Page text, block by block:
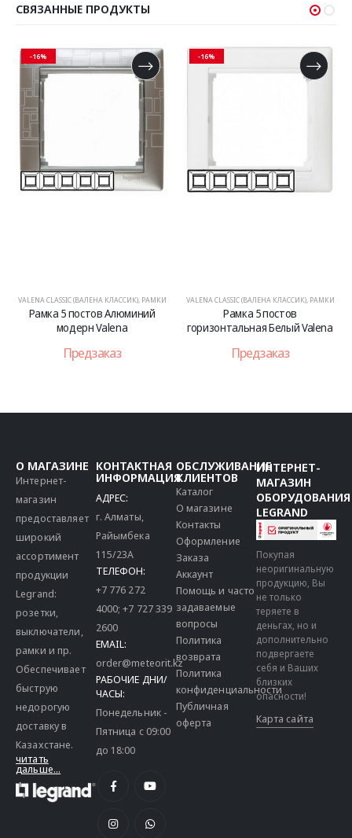
СВЯЗАННЫЕ ПРОДУКТЫ
-16%
VALENA CLASSIC (ВАЛЕНА КЛАССИК), РАМКИ
Рамка 5 постов Алюминий
модерн Valena
Предзаказ
-16%
VALENA CLASSIC (ВАЛЕНА КЛАССИК), РАМКИ
Рамка 5 постов
горизонтальная Белый Valena
Предзаказ
О МАГАЗИНЕ
Интернет-
магазин
предоставляет
широкий
ассортимент
продукции
Legrand:
розетки,
выключатели,
рамки и пр.
Обеспечивает
быструю
недорогую
доставку в
Казахстане.
читать
дальше...
КОНТАКТНАЯ
ИНФОРМАЦИЯ
АДРЕС:
г. Алматы,
Райымбека
115/23A
ТЕЛЕФОН:
+7 776 272
4000;+7 727 339
2600
EMAIL:
order@meteorit.kz
РАБОЧИЕ ДНИ/
ЧАСЫ:
Понедельник -
Пятница с 09:00
до 18:00
ОБСЛУЖИВАНИЕ
КЛИЕНТОВ
Каталог
О магазине
Контакты
Оформление
Заказа
Аккаунт
Помощь и часто
задаваемые
вопросы
Политика
возврата
Политика
конфиденциальности
Публичная
оферта
ИНТЕРНЕТ-
МАГАЗИН
ОБОРУДОВАНИЯ
LEGRAND
Покупая
неоригинальную
продукцию, Вы
не только
теряете в
деньгах, но и
дополнительно
подвергаете
себя и Ваших
близких
опасности!
Карта сайта